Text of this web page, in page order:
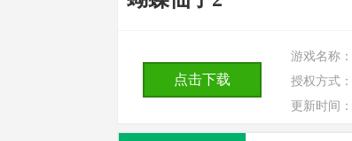
点击下载
游戏名称：
授权方式：
更新时间：